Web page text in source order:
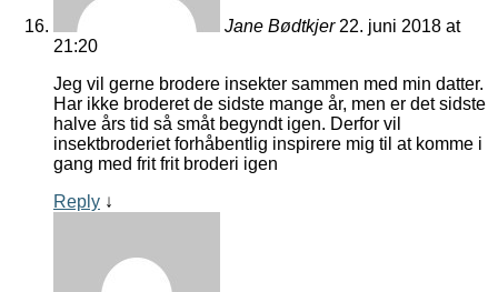
Jane Bødtkjer 22. juni 2018 at
21:20
Jeg vil gerne brodere insekter sammen med min datter.
Har ikke broderet de sidste mange år, men er det sidste
halve års tid så småt begyndt igen. Derfor vil
insektbroderiet forhåbentlig inspirere mig til at komme i
gang med frit frit broderi igen
Reply ↓